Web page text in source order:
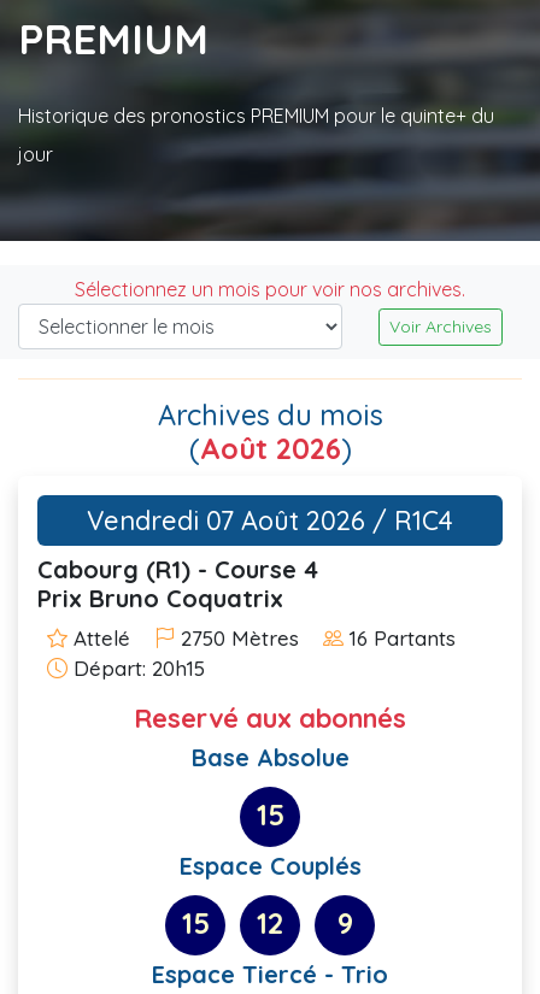
PREMIUM
Historique des pronostics PREMIUM pour le quinte+ du
jour
Sélectionnez un mois pour voir nos archives.
Voir Archives
Archives du mois
(Août 2026)
Vendredi 07 Août 2026 / R1C4
Cabourg (R1) - Course 4
Prix Bruno Coquatrix
Attelé 2750 Mètres
16 Partants
Départ: 20h15
Reservé aux abonnés
Base Absolue
15
Espace Couplés
15 12 9
Espace Tiercé - Trio